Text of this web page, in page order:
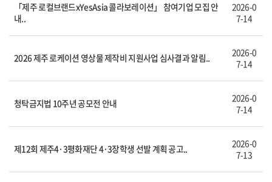
「제주 로컬브랜드xYesAsia 콜라보레이션」 참여기업 모집 안
내..
2026-0
7-14
2026 제주 로케이션 영상물 제작비 지원사업 심사결과 알림..
2026-0
7-14
청탁금지법 10주년 공모전 안내
2026-0
7-14
제12회 제주4·3평화재단 4·3장학생 선발 계획 공고..
2026-0
7-13